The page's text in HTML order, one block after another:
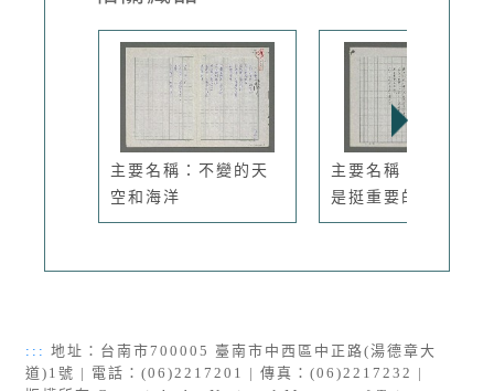
主要名稱：不變的天
空和海洋
主要名稱：天空，不
是挺重要的
::: 地址：台南市700005 臺南市中西區中正路(湯德章大
道)1號 | 電話：(06)2217201 | 傳真：(06)2217232 |